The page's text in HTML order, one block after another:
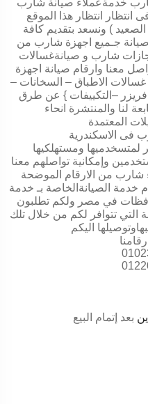
انتظار انتظار هذا الموقع
) ونسعد بتقديم كافة
صيانة جـميع اجهزة شارب من
شارب و صيانةغسالات
معنا وارقام صيانة اجهزة
الاطباق – السخانات –
–التكييفات } عن طرق
لنا والمنتشرة انحاء
المعتمدة
فى الاسكندرية
ومستهلكيها
وإمكانية تواصلهم معنا
شارب من الارقام الموضحة
خدمة الصيانةالخاصة بـ خدمة
في مصر ولكم تطلبون
التي تتوافر لكم من خلال تلك
اليكم
بعد إتمام البيع